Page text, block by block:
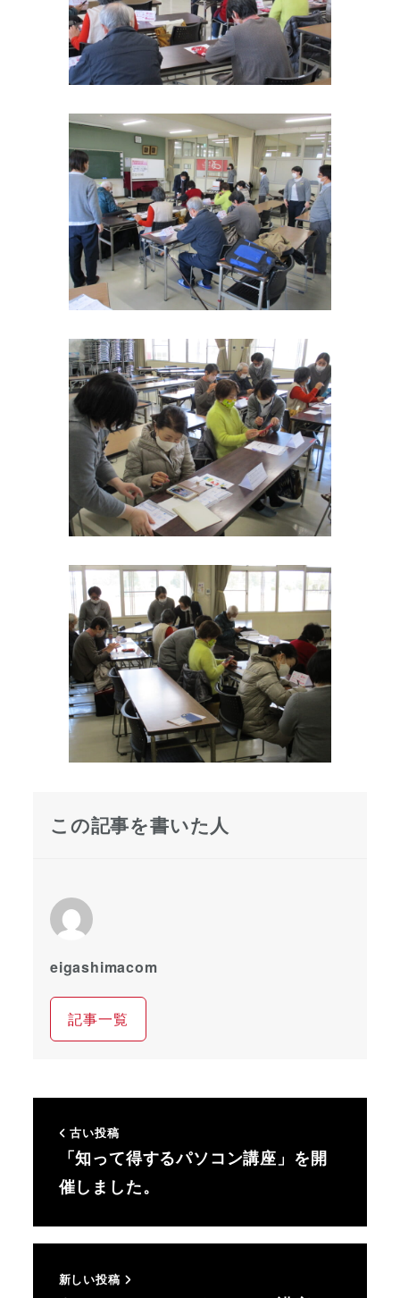
この記事を書いた人
eigashimacom
記事一覧
古い投稿
「知って得するパソコン講座」を開
催しました。
新しい投稿